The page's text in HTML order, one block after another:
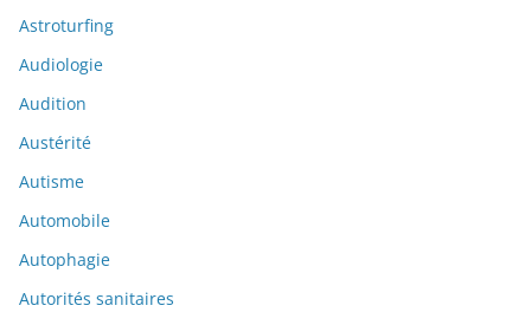
Astroturfing
Audiologie
Audition
Austérité
Autisme
Automobile
Autophagie
Autorités sanitaires